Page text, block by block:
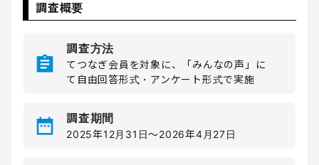
調査概要
調査方法
てつなぎ会員を対象に、「みんなの声」に
て自由回答形式・アンケート形式で実施
調査期間
2025年12月31日〜2026年4月27日